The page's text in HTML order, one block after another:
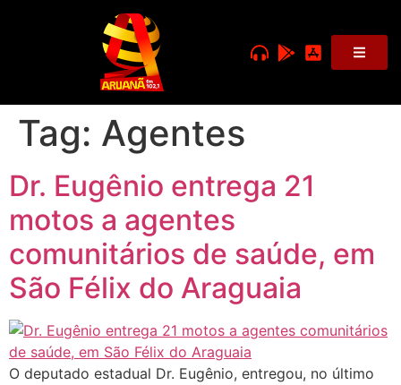
Tag: Agentes
Dr. Eugênio entrega 21
motos a agentes
comunitários de saúde, em
São Félix do Araguaia
O deputado estadual Dr. Eugênio, entregou, no último